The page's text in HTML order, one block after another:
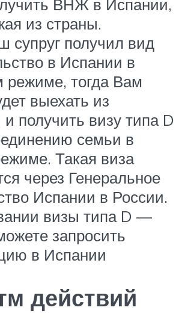
ВНЖ в Испании,
из страны.
супруг получил вид
в Испании в
режиме, тогда Вам
выехать из
получить визу типа D
семьи в
Такая виза
через Генеральное
Испании в России.
визы типа D —
запросить
в Испании
действий